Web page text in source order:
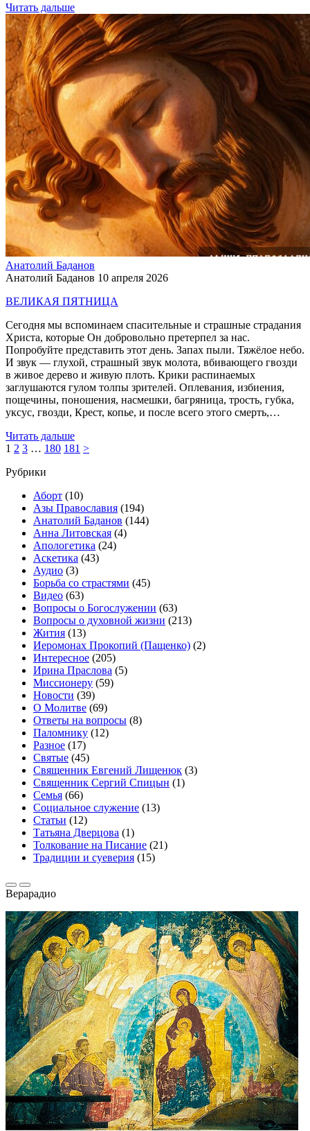
Читать дальше
Анатолий Баданов
Анатолий Баданов 10 апреля 2026
ВЕЛИКАЯ ПЯТНИЦА
Сегодня мы вспоминаем спасительные и страшные страдания
Христа, которые Он добровольно претерпел за нас.
Попробуйте представить этот день. Запах пыли. Тяжёлое небо.
И звук — глухой, страшный звук молота, вбивающего гвозди
в живое дерево и живую плоть. Крики распинаемых
заглушаются гулом толпы зрителей. Оплевания, избиения,
пощечины, поношения, насмешки, багряница, трость, губка,
уксус, гвозди, Крест, копье, и после всего этого смерть,…
Читать дальше
1 2 3 … 180 181 >
Рубрики
Аборт (10)
Азы Православия (194)
Анатолий Баданов (144)
Анна Литовская (4)
Апологетика (24)
Аскетика (43)
Аудио (3)
Борьба со страстями (45)
Видео (63)
Вопросы о Богослужении (63)
Вопросы о духовной жизни (213)
Жития (13)
Иеромонах Прокопий (Пащенко) (2)
Интересное (205)
Ирина Праслова (5)
Миссионеру (59)
Новости (39)
О Молитве (69)
Ответы на вопросы (8)
Паломнику (12)
Разное (17)
Святые (45)
Священник Евгений Лищенюк (3)
Священник Сергий Спицын (1)
Семья (66)
Социальное служение (13)
Статьи (12)
Татьяна Дверцова (1)
Толкование на Писание (21)
Традиции и суеверия (15)
Верарадио